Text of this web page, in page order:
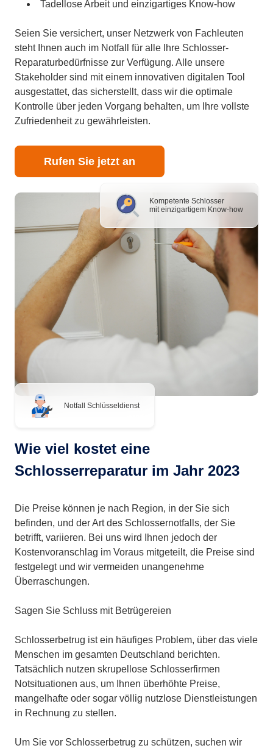
Kompetente Schlosser
mit einzigartigem Know-how
Notfall Schlüsseldienst
Tadellose Arbeit und einzigartiges Know-how
Seien Sie versichert, unser Netzwerk von Fachleuten
steht Ihnen auch im Notfall für alle Ihre Schlosser-
Reparaturbedürfnisse zur Verfügung. Alle unsere
Stakeholder sind mit einem innovativen digitalen Tool
ausgestattet, das sicherstellt, dass wir die optimale
Kontrolle über jeden Vorgang behalten, um Ihre vollste
Zufriedenheit zu gewährleisten.
Rufen Sie jetzt an
Wie viel kostet eine
Schlosserreparatur im Jahr 2023
Die Preise können je nach Region, in der Sie sich
befinden, und der Art des Schlossernotfalls, der Sie
betrifft, variieren. Bei uns wird Ihnen jedoch der
Kostenvoranschlag im Voraus mitgeteilt, die Preise sind
festgelegt und wir vermeiden unangenehme
Überraschungen.
Sagen Sie Schluss mit Betrügereien
Schlosserbetrug ist ein häufiges Problem, über das viele
Menschen im gesamten Deutschland berichten.
Tatsächlich nutzen skrupellose Schlosserfirmen
Notsituationen aus, um Ihnen überhöhte Preise,
mangelhafte oder sogar völlig nutzlose Dienstleistungen
in Rechnung zu stellen.
Um Sie vor Schlosserbetrug zu schützen, suchen wir